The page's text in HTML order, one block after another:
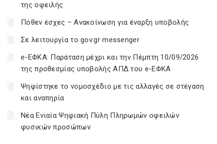
της οφειλής
Πόθεν έσχες – Ανακοίνωση για έναρξη υποβολής
Σε λειτουργία το gov.gr messenger
e-ΕΦΚΑ: Παράταση μέχρι και την Πέμπτη 10/09/2026
της προθεσμίας υποβολής ΑΠΔ του e-ΕΦΚΑ
Ψηφίστηκε το νομοσχέδιο με τις αλλαγές σε στέγαση
και αναπηρία
Νέα Ενιαία Ψηφιακή Πύλη Πληρωμών οφειλών
φυσικών προσώπων